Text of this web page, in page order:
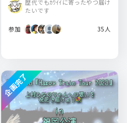
歴代でもｶﾜｲｲに寄ったやつ届け
たいです
参加 35人
企画完了